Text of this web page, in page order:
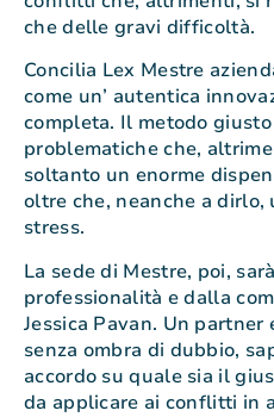
che delle gravi difficoltà.
Concilia Lex Mestre
come un’ autentica
completa. Il metodo
problematiche che,
soltanto un enorme
oltre che, neanche a
stress.
La sede di Mestre, poi,
professionalità e dalla
Jessica Pavan. Un partner
senza ombra di dubbio,
accordo su quale sia il
da applicare ai conflitti in